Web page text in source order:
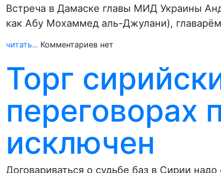
Встреча в Дамаске главы МИД Украины
как Абу Мохаммед аль-Джулани),
читать... Комментариев нет
Торг
переговорах
исключен
Договариваться о судьбе баз в Сирии